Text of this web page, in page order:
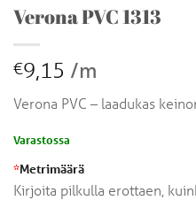
Verona PVC 1313
€9,15 /m
Verona PVC – laadukas
Varastossa
*Metrimäärä
Kirjoita pilkulla erottaen,